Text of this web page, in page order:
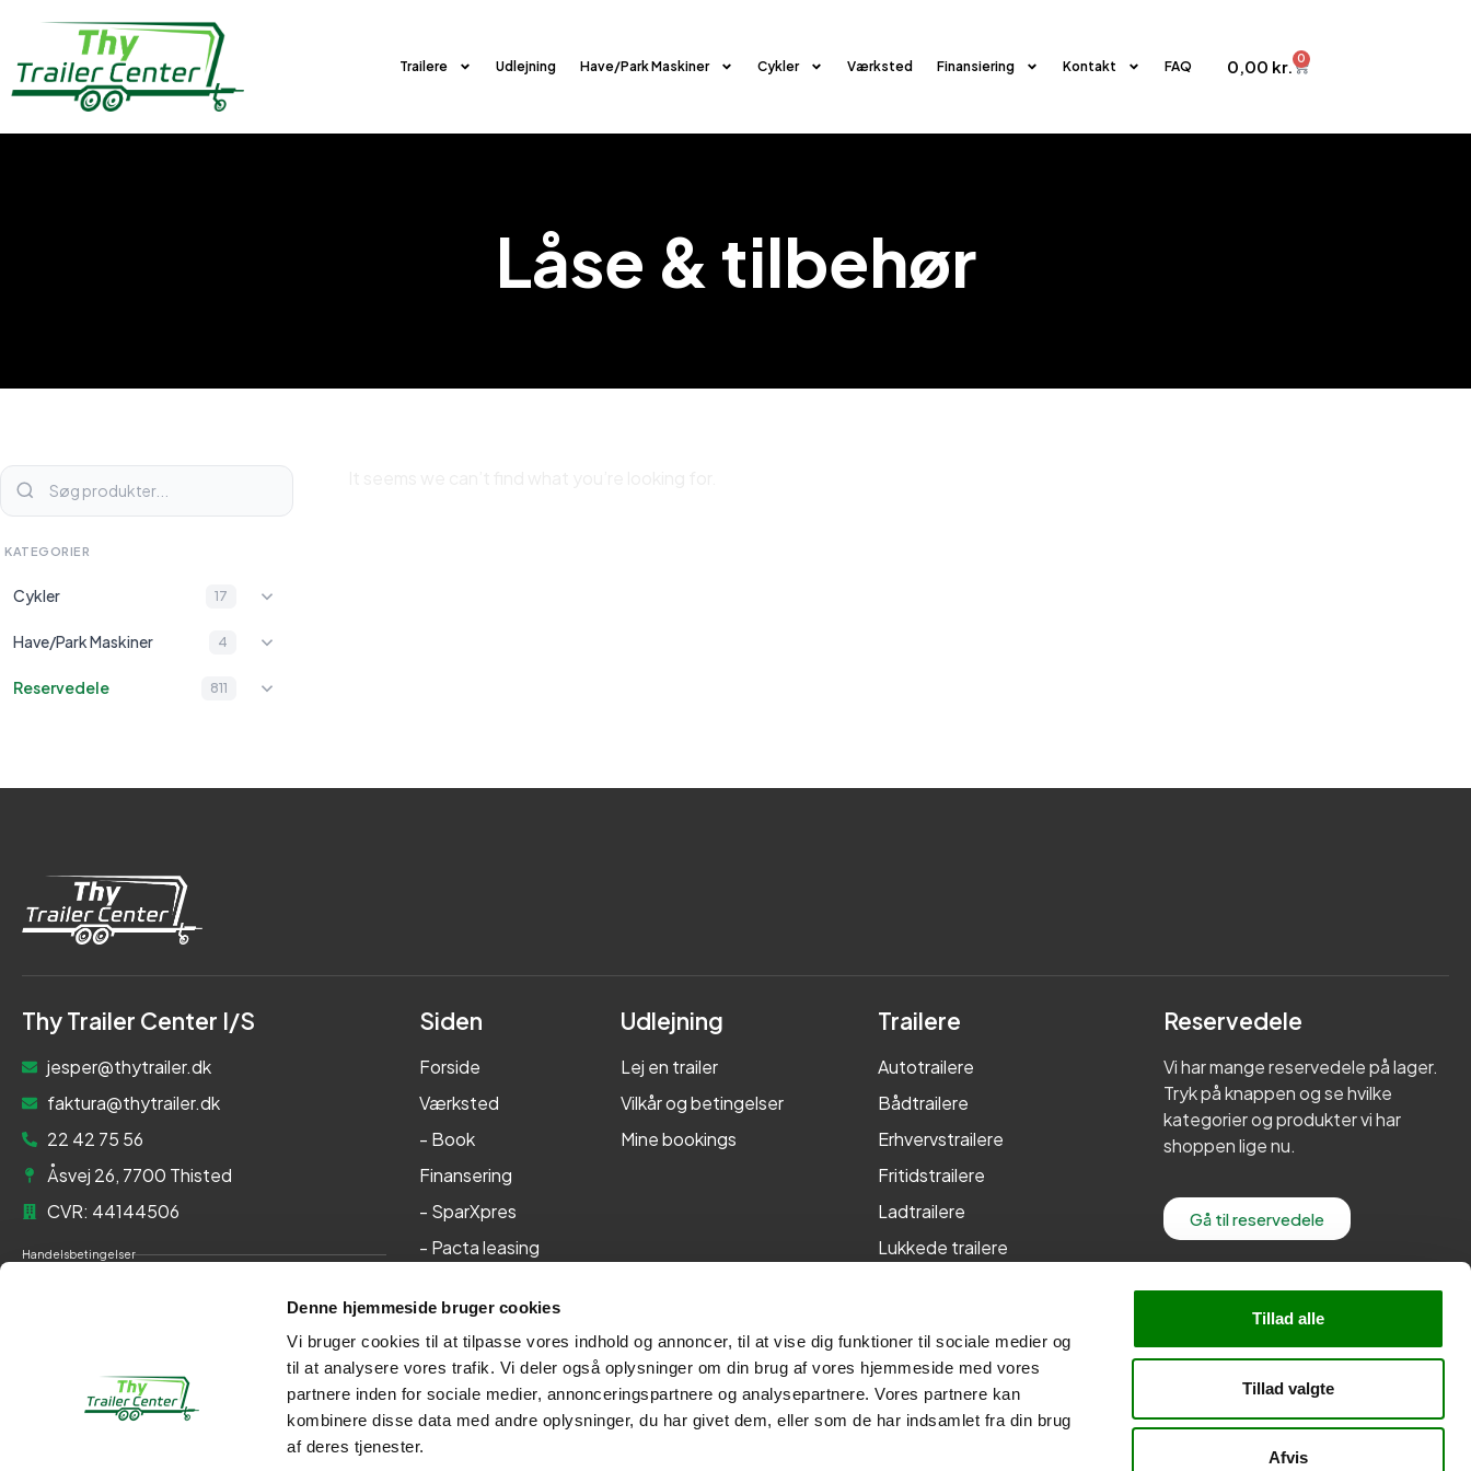
Denne hjemmeside bruger cookies
Vi bruger cookies til at tilpasse vores indhold og annoncer, til at vise dig funktioner til sociale medier og
til at analysere vores trafik. Vi deler også oplysninger om din brug af vores hjemmeside med vores
partnere inden for sociale medier, annonceringspartnere og analysepartnere. Vores partnere kan
kombinere disse data med andre oplysninger, du har givet dem, eller som de har indsamlet fra din brug
af deres tjenester.
Tillad alle
Tillad valgte
Afvis
Trailere Udlejning Have/Park Maskiner Cykler Værksted Finansiering Kontakt FAQ 0,00 kr. 0
Låse & tilbehør
KATEGORIER
Cykler 17
Have/Park Maskiner 4
Reservedele 811
Thy Trailer Center I/S
jesper@thytrailer.dk
faktura@thytrailer.dk
22 42 75 56
Åsvej 26, 7700 Thisted
CVR: 44144506
Handelsbetingelser
Siden
Forside
Værksted
- Book
Finansering
- SparXpres
- Pacta leasing
Kontakt
Udlejning
Lej en trailer
Vilkår og betingelser
Mine bookings
Trailere
Autotrailere
Bådtrailere
Erhvervstrailere
Fritidstrailere
Ladtrailere
Lukkede trailere
Reservedele
Vi har mange reservedele på lager.
Tryk på knappen og se hvilke
kategorier og produkter vi har
shoppen lige nu.
Gå til reservedele